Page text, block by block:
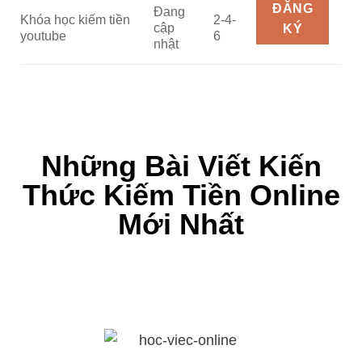
Khóa học kiếm tiền
youtube
Đang
cập
nhật
2-4-
6
ĐĂNG
KÝ
Những Bài Viết Kiến
Thức Kiếm Tiền Online
Mới Nhất